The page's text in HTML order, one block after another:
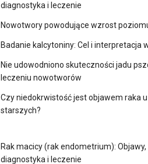
diagnostyka i leczenie
Nowotwory powodujące wzrost
Badanie kalcytoniny: Cel i interpretacja
Nie udowodniono skuteczności jadu
leczeniu nowotworów
Czy niedokrwistość jest objawem raka
starszych?
Rak macicy (rak endometrium):
diagnostyka i leczenie